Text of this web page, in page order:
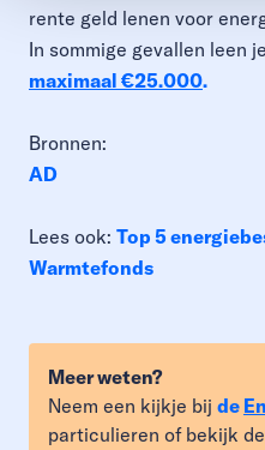
rente geld lenen voor
In sommige gevallen leen
maximaal €25.000.
Bronnen:
AD
Lees ook: Top 5
Warmtefonds
Meer weten?
Neem een kijkje bij de
particulieren of bekijk